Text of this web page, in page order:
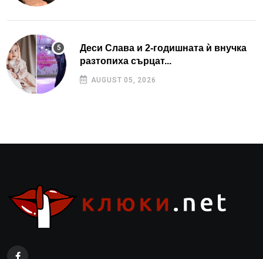
Деси Слава и 2-годишната ѝ внучка
разтопиха сърцат...
AUGUST 05, 2026